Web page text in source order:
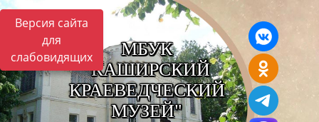
Версия сайта
для
слабовидящих
МБУК
"КАШИРСКИЙ
КРАЕВЕДЧЕСКИЙ
МУЗЕЙ"